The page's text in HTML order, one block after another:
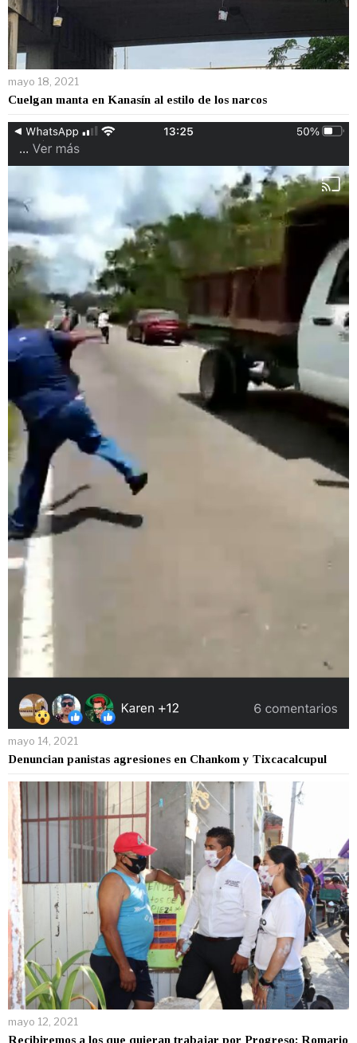
mayo 18, 2021
Cuelgan manta en Kanasín al estilo de los narcos
mayo 14, 2021
Denuncian panistas agresiones en Chankom y Tixcacalcupul
mayo 12, 2021
Recibiremos a los que quieran trabajar por Progreso: Romario